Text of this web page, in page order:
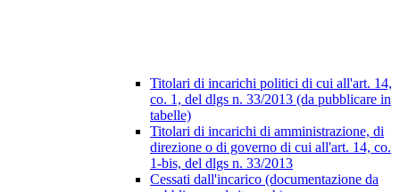
Titolari di incarichi politici di cui all'art. 14,
co. 1, del dlgs n. 33/2013 (da pubblicare in
tabelle)
Titolari di incarichi di amministrazione, di
direzione o di governo di cui all'art. 14, co.
1-bis, del dlgs n. 33/2013
Cessati dall'incarico (documentazione da